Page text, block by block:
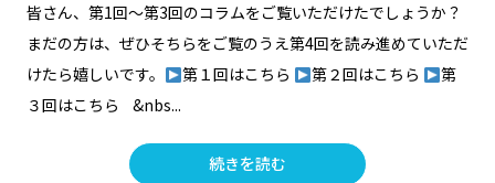
皆さん、第1回～第3回のコラムをご覧いただけたでしょうか？
まだの方は、ぜひそちらをご覧のうえ第4回を読み進めていただ
けたら嬉しいです。
第１回はこちら 第２回はこちら
第
３回はこちら &nbs...
続きを読む